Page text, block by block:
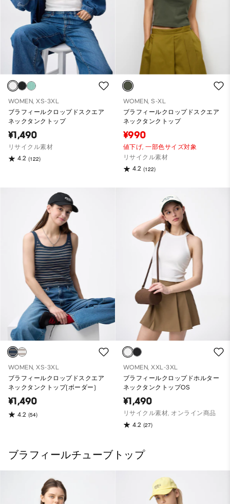
WOMEN, XS-3XL
ブラフィールクロップドスクエア
ネックタンクトップ
¥1,490
リサイクル素材
4.2 (122)
WOMEN, S-XL
ブラフィールクロップドスクエア
ネックタンクトップ
¥990
値下げ,一部色サイズ対象
リサイクル素材
4.2 (122)
WOMEN, XS-3XL
ブラフィールクロップドスクエア
ネックタンクトップ(ボーダー)
¥1,490
4.2 (54)
WOMEN, XXL-3XL
ブラフィールクロップドホルター
ネックタンクトップOS
¥1,490
リサイクル素材, オンライン商品
4.2 (27)
ブラフィールチューブトップ